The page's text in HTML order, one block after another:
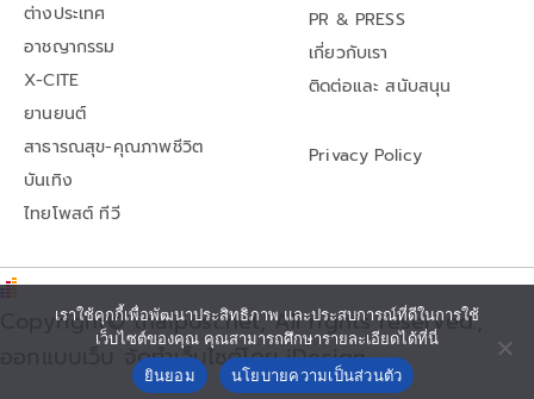
ต่างประเทศ
อาชญากรรม
X-CITE
ยานยนต์
สาธารณสุข-คุณภาพชีวิต
บันเทิง
ไทยโพสต์ ทีวี
PR & PRESS
เกี่ยวกับเรา
ติดต่อและ สนับสนุน
Privacy Policy
Copyright© thaipost.net, All rights reserved.,
ออกแบบเว็บ จัดทำเว็บไซต์โดย iDesign
เราใช้คุกกี้เพื่อพัฒนาประสิทธิภาพ และประสบการณ์ที่ดีในการใช้
เว็บไซต์ของคุณ คุณสามารถศึกษารายละเอียดได้ที่นี่
ยินยอม
นโยบายความเป็นส่วนตัว